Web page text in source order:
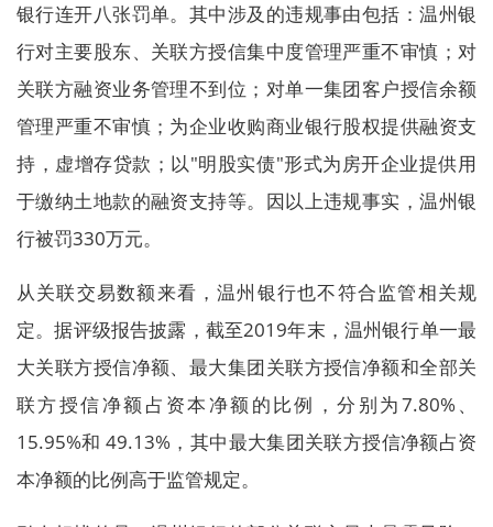
银行连开八张罚单。其中涉及的违规事由包括：温州银
行对主要股东、关联方授信集中度管理严重不审慎；对
关联方融资业务管理不到位；对单一集团客户授信余额
管理严重不审慎；为企业收购商业银行股权提供融资支
持，虚增存贷款；以"明股实债"形式为房开企业提供用
于缴纳土地款的融资支持等。因以上违规事实，温州银
行被罚330万元。
从关联交易数额来看，温州银行也不符合监管相关规
定。据评级报告披露，截至2019年末，温州银行单一最
大关联方授信净额、最大集团关联方授信净额和全部关
联方授信净额占资本净额的比例，分别为7.80%、
15.95%和 49.13%，其中最大集团关联方授信净额占资
本净额的比例高于监管规定。